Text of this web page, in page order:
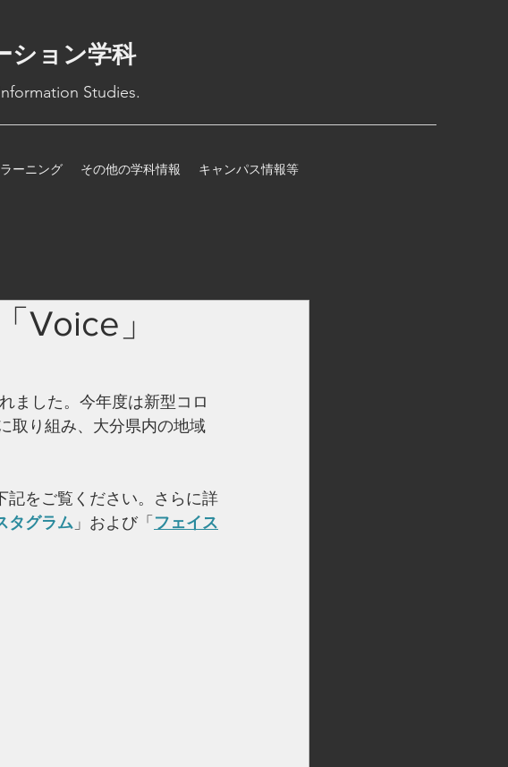
ション学科
Studies.
ーニング その他の学科情報 キャンパス情報等
Voice」
ました。今年度は新型コロ
取り組み、大分県内の地域
記をご覧ください。さらに詳
タグラム 」および「 フェイス